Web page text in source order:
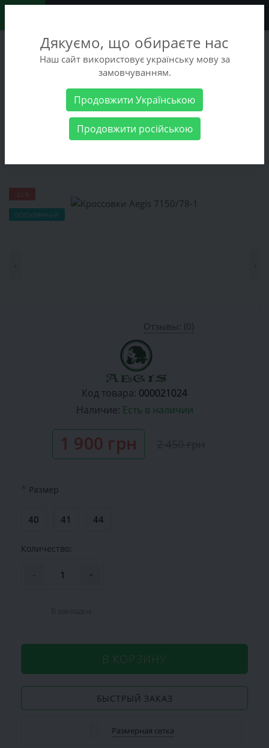
+38 (068) 486-90-09
+38 (093) 486-90-09
Мужские товары Мужская обувь
Зимняя
Кроссовки Aegis 7150/78-1
-22%
ПОПУЛЯРНЫЙ
Отзывы: (0)
Код товара: 000021024
Наличие: Есть в наличии
1 900 грн
* Размер
40 41 44
Количество:
- +
В КОРЗИНУ
БЫСТРЫЙ ЗАКАЗ
Размерная сетка
Дякуємо, що обираєте нас
Наш сайт використовує українську мову за
замовчуванням.
Продовжити Українською
Продовжити російською